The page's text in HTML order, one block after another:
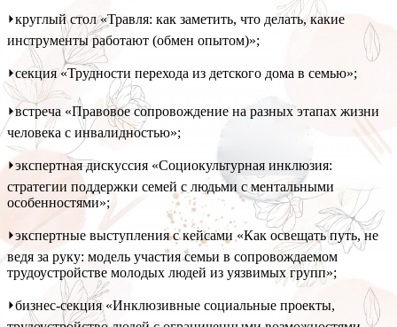
⏵круглый стол «Травля: как заметить, что делать, какие
инструменты работают (обмен опытом)»;
⏵секция «Трудности перехода из детского дома в семью»;
⏵встреча «Правовое сопровождение на разных этапах жизни
человека с инвалидностью»;
⏵экспертная дискуссия «Социокультурная инклюзия:
стратегии поддержки семей с людьми с ментальными
особенностями»;
⏵экспертные выступления с кейсами «Как освещать путь, не
ведя за руку: модель участия семьи в сопровождаемом
трудоустройстве молодых людей из уязвимых групп»;
⏵бизнес-секция «Инклюзивные социальные проекты,